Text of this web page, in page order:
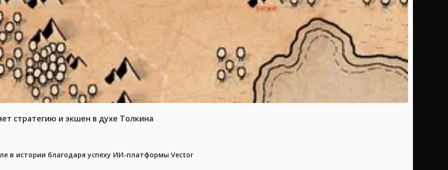
стратегию и экшен в духе Толкина
в истории благодаря успеху ИИ-платформы Vector